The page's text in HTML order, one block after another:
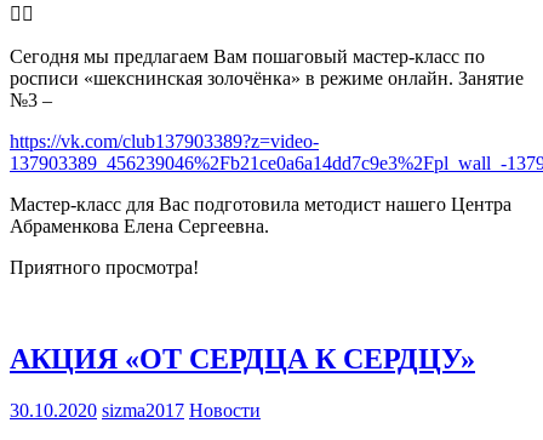
✍🏻
Сегодня мы предлагаем Вам пошаговый мастер-класс по
росписи «шекснинская золочёнка» в режиме онлайн. Занятие
№3 –
https://vk.com/club137903389?z=video-
137903389_456239046%2Fb21ce0a6a14dd7c9e3%2Fpl_wall_-
Мастер-класс для Вас подготовила методист нашего Центра
Абраменкова Елена Сергеевна.
Приятного просмотра!
АКЦИЯ «ОТ СЕРДЦА К СЕРДЦУ»
30.10.2020 sizma2017 Новости